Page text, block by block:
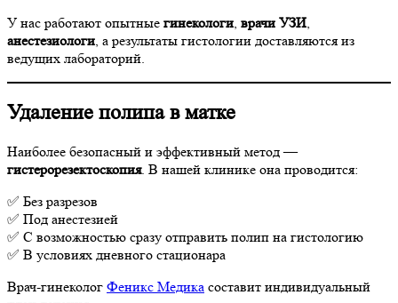
У нас работают опытные гинекологи врачи УЗИ
анестезиологи , а результаты гистологии доставляются из
ведущих лабораторий.
Удаление полипа в матке
Наиболее безопасный и эффективный метод —
гистерорезектоскопия. В нашей клинике она проводится:
✅ Без разрезов
✅ Под анестезией
✅ С возможностью сразу отправить полип на гистологию
✅ В условиях дневного стационара
Врач-гинеколог Феникс Медика составит индивидуальный